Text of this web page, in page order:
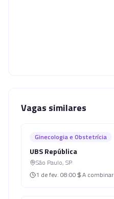
Vagas similares
Ginecologia e Obstetrícia
UBS República
São Paulo, SP
1 de fev. 08:00 A combinar